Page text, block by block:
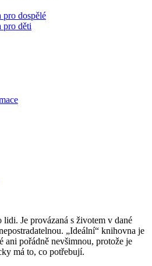
pro dospělé
pro děti
lidi. Je provázaná s životem v dané
„Ideální“ knihovna je
ani pořádně nevšimnou, protože je
má to, co potřebují.